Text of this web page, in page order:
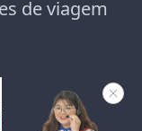
de viagem